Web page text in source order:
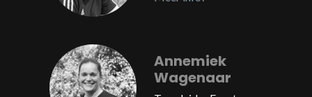
Annemiek
Wagenaar